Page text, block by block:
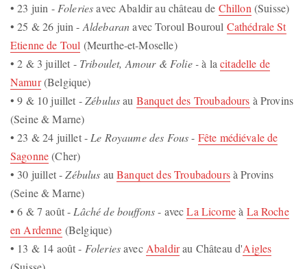
• 23 juin - Foleriesavec Abaldir au château de Chillon (Suisse)
• 25 & 26 juin - Aldebaranavec Toroul Bouroul Cathédrale St
Etienne de Toul (Meurthe-et-Moselle)
• 2 & 3 juillet - Triboulet, Amour & Folie -à lacitadelle de
Namur(Belgique)
• 9 & 10 juillet -Zébulusau Banquet des Troubadours à Provins
(Seine & Marne)
• 23 & 24 juillet - Le Royaume des Fous- Fête médiévale de
Sagonne(Cher)
• 30 juillet -Zébulus auBanquet des Troubadoursà Provins
(Seine & Marne)
• 6 & 7 août - Lâché de bouffons- avecLa Licorneà La Roche
en Ardenne (Belgique)
• 13 & 14 août - Foleriesavec Abaldirau Château d'Aigles